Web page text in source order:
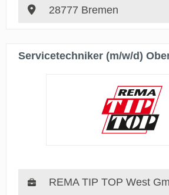
28777 Bremen
Servicetechniker (m/w/d)
REMA TIP TOP West